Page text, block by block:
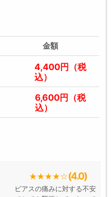
金額
4,400円（税
込）
6,600円（税
込）
(4.0)
ピアスの痛みに対する不安